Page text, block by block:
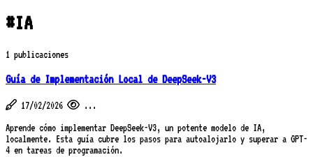
#IA
1 publicaciones
Guía de Implementación Local de DeepSeek-V3
17/02/2026
...
Aprende cómo implementar DeepSeek-V3, un potente modelo de IA,
localmente. Esta guía cubre los pasos para autoalojarlo y superar a GPT-
4 en tareas de programación.